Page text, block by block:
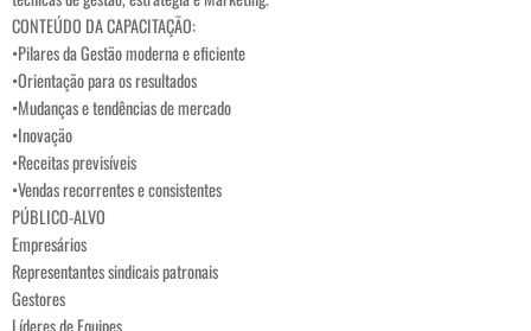
CONTEÚDO DA CAPACITAÇÃO:
•Pilares da Gestão moderna e eficiente
•Orientação para os resultados
•Mudanças e tendências de mercado
•Inovação
•Receitas previsíveis
•Vendas recorrentes e consistentes
PÚBLICO-ALVO
Empresários
Representantes sindicais patronais
Gestores
Líderes de Equipes